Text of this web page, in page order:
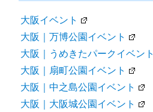
大阪イベント
大阪｜万博公園イベント
大阪｜うめきたパークイベント
大阪｜扇町公園イベント
大阪｜中之島公園イベント
大阪｜大阪城公園イベント